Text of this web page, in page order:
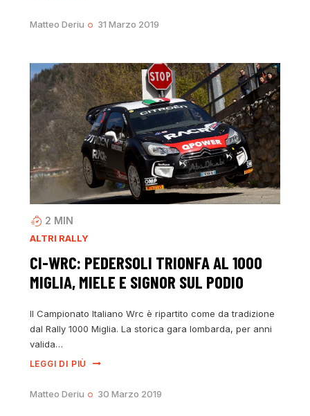
Matteo Deriu 31 Marzo 2019
2 MIN
ALTRI RALLY
CI-WRC: PEDERSOLI TRIONFA AL 1000
MIGLIA, MIELE E SIGNOR SUL PODIO
Il Campionato Italiano Wrc è ripartito come da tradizione
dal Rally 1000 Miglia. La storica gara lombarda, per anni
valida…
LEGGI DI PIÙ
Matteo Deriu 30 Marzo 2019